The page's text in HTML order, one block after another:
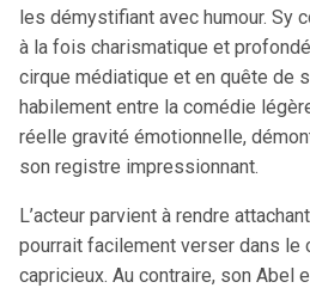
les démystifiant avec humour. Sy
à la fois charismatique et
cirque médiatique et en quête de
habilement entre la comédie
réelle gravité émotionnelle,
son registre impressionnant.
L’acteur parvient à rendre
pourrait facilement verser dans le
capricieux. Au contraire, son Abel